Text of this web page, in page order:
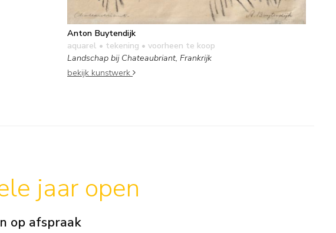
Anton Buytendijk
aquarel • tekening • voorheen te koop
Landschap bij Chateaubriant, Frankrijk
bekijk kunstwerk
jaar open
op afspraak